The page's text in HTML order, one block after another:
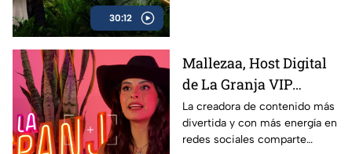
30:12
Mallezaa, Host Digital
de La Granja VIP
Segunda Temporada,
revela que se puede
esperar del reality
La creadora de contenido más
divertida y con más energía en
redes sociales comparte